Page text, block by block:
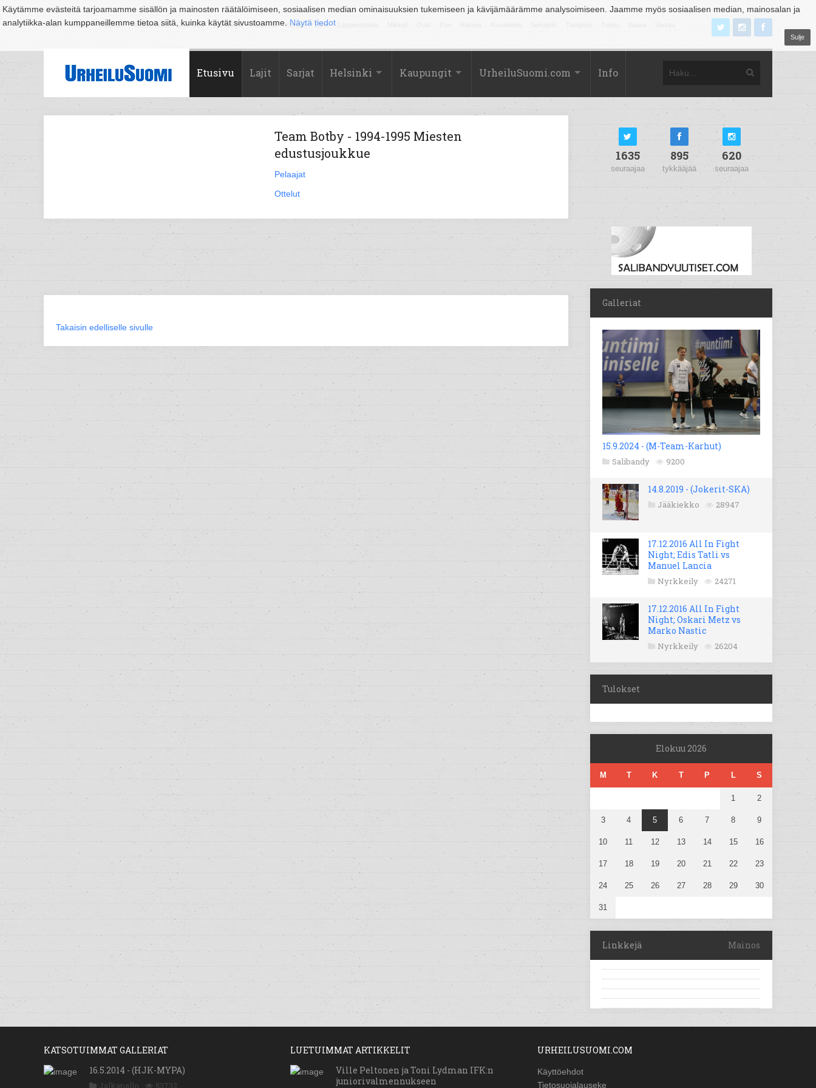
Käytämme evästeitä tarjoamamme sisällön ja mainosten räätälöimiseen, sosiaalisen median ominaisuuksien tukemiseen ja kävijämäärämme analysoimiseen. Jaamme myös sosiaalisen median, mainosalan ja
analytiikka-alan kumppaneillemme tietoa siitä, kuinka käytät sivustoamme. Näytä tiedot
Sulje
Suomi Espoo Helsinki Hämeenlinna Joensuu Jyväskylä Kouvola Kuopio Lahti
Etusivu Lajit Sarjat Helsinki Kaupungit UrheiluSuomi.com Info
Team Botby - 1994-1995 Miesten
edustusjoukkue
Pelaajat
Ottelut
Takaisin edelliselle sivulle
1635
seuraajaa
895
tykkääjää
620
seuraajaa
Galleriat
15.9.2024 - (M-Team-Karhut)
Salibandy 9200
14.8.2019 - (Jokerit-SKA)
Jääkiekko 28947
17.12.2016 All In Fight
Night; Edis Tatli vs
Manuel Lancia
Nyrkkeily 24271
17.12.2016 All In Fight
Night; Oskari Metz vs
Marko Nastic
Nyrkkeily 26204
Tulokset
Elokuu 2026
M T K T P L S
1 2
3 4 5 6 7 8 9
10 11 12 13 14 15 16
17 18 19 20 21 22 23
24 25 26 27 28 29 30
31
Linkkejä Mainos
KATSOTUIMMAT GALLERIAT
16.5.2014 - (HJK-MYPA)
Jalkapallo 53732
LUETUIMMAT ARTIKKELIT
Ville Peltonen ja Toni Lydman IFK:n
juniorivalmennukseen
URHEILUSUOMI.COM
Käyttöehdot
Tietosuojalauseke